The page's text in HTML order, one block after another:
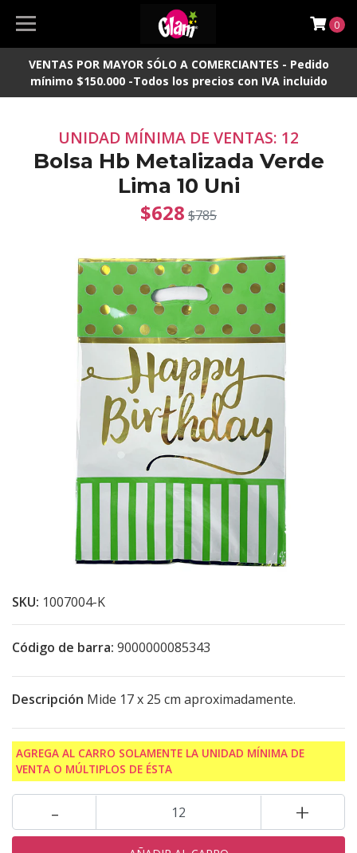
VENTAS POR MAYOR SÓLO A COMERCIANTES - Pedido
mínimo $150.000 -Todos los precios con IVA incluido
0
UNIDAD MÍNIMA DE VENTAS: 12
Bolsa Hb Metalizada Verde
Lima 10 Uni
$628 $785
SKU: 1007004-K
Código de barra: 9000000085343
Descripción Mide 17 x 25 cm aproximadamente.
AGREGA AL CARRO SOLAMENTE LA UNIDAD MÍNIMA DE
VENTA O MÚLTIPLOS DE ÉSTA
+
-